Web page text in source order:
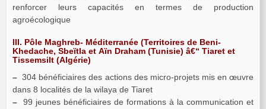
renforcer leurs capacités en termes de production
agroécologique
III. Pôle Maghreb- Méditerranée (Territoires de Beni-
Khedache, Sbeïtla et Aïn Draham (Tunisie) â€“ Tiaret et
Tissemsilt (Algérie)
– 304 bénéficiaires des actions des micro-projets mis en œuvre
dans 8 localités de la wilaya de Tiaret
– 99 jeunes bénéficiaires de formations à la communication et